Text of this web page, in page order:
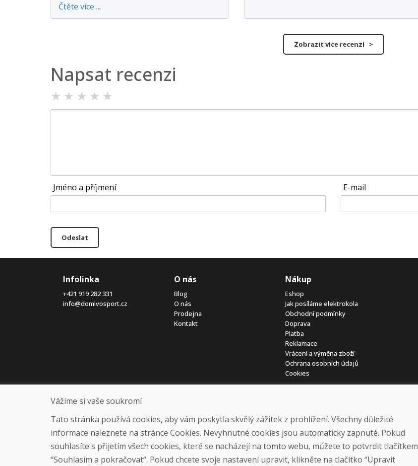
Čtěte více ...
Zobrazit více recenzí >
Napsat recenzi
★ ★ ★ ★ ★
Jméno a příjmení E-mail
Odeslat
Infolinka
+421 919 282 331
info@domivosport.cz
O nás
Blog
O nás
Prodejna
Kontakt
Nákup
Eshop
Jak posíláme elektrokola
Obchodní podmínky
Doprava
Platba
Reklamace
Vrácení a výměna zboží
Ochrana osobních údajů
Cookies
© DOMIVOSPORT 2026, všechna práva vyhrazena
Vážíme si vaše soukromí
Tato stránka používá cookies, aby vám poskytla skvělý zážitek z prohlížení. Všechny důležité
informace naleznete na stránce Cookies. Nevyhnutné cookies jsou automaticky zapnuté. Pokud
souhlasíte s přijetím všech cookies, které se nacházejí na tomto webu, můžete to potvrdit tlačítkem
“Souhlasím a pokračovat“. Pokud chcete svoje nastavení upravit, klikněte na tlačítko “Upravit